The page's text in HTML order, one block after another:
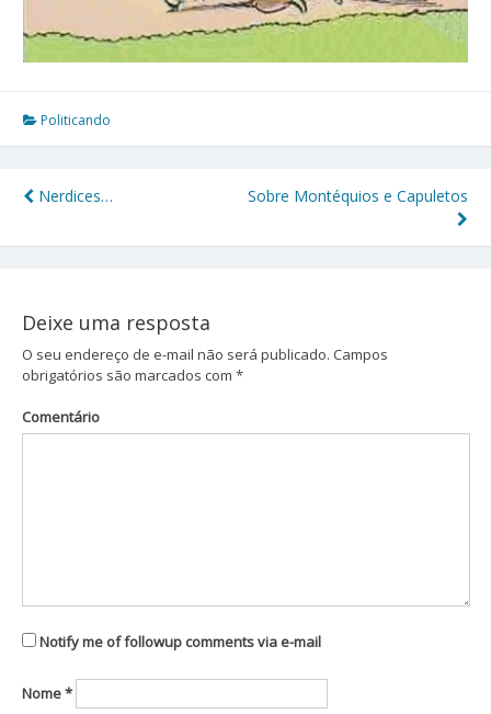
Politicando
de
Nerdices… Sobre Montéquios e Capuletos
Deixe uma resposta
O seu endereço de e-mail não será publicado. Campos
obrigatórios são marcados com *
Comentário
Notify me of followup comments via e-mail
Nome*